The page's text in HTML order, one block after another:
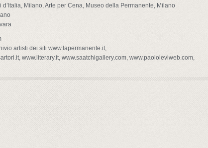
Milano, Arte per Cena, Museo della Permanente, Milano
artisti dei siti www.lapermanente.it,
www.literary.it, www.saatchigallery.com, www.paololeviweb.com,